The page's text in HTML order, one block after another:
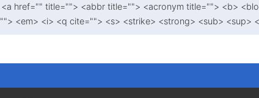
<a href="" title=""> <abbr title=""> <acronym title=""> <b>
<em> <i> <q cite=""> <s> <strike> <strong> <sub> <sup>